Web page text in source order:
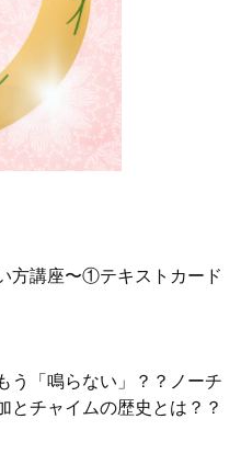
方講座〜①テキストカード
う「鳴らない」？？ノーチ
とチャイムの歴史とは？？